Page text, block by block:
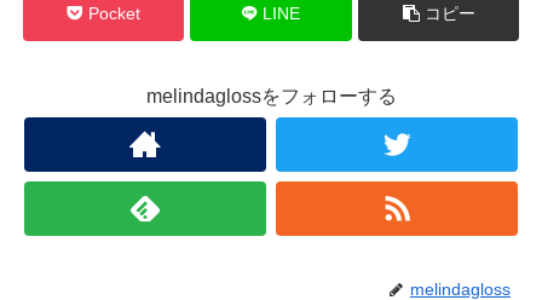
Pocket LINE コピー
melindaglossをフォローする
melindagloss